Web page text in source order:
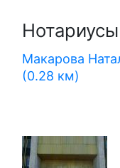
Макарова
(0.28 км)